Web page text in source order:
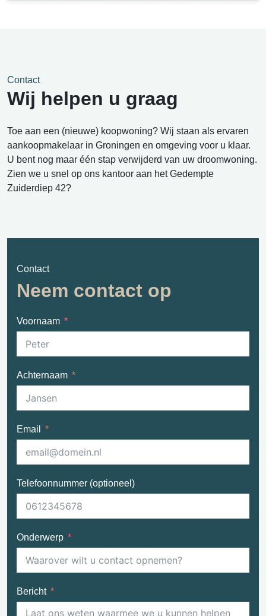
Contact
Neem contact op
Voornaam
Achternaam
Email
Telefoonnummer (optioneel)
Onderwerp
Bericht
Contact
Wij helpen u graag
Toe aan een (nieuwe) koopwoning? Wij staan als ervaren
aankoopmakelaar in Groningen en omgeving voor u klaar.
U bent nog maar één stap verwijderd van uw droomwoning.
Zien we u snel op ons kantoor aan het Gedempte
Zuiderdiep 42?